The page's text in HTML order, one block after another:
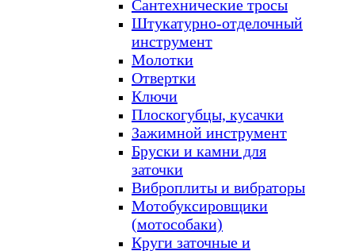
Сантехнические тросы
Штукатурно-отделочный
инструмент
Молотки
Отвертки
Ключи
Плоскогубцы, кусачки
Зажимной инструмент
Бруски и камни для
заточки
Виброплиты и вибраторы
Мотобуксировщики
(мотособаки)
Круги заточные и